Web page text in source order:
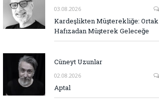
03.08.2026
Kardeşlikten Müşterekliğe: Ortak
Hafızadan Müşterek Geleceğe
Cüneyt Uzunlar
02.08.2026
Aptal